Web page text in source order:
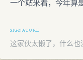
一个站来着，今年算
这家伙太懒了，什么也